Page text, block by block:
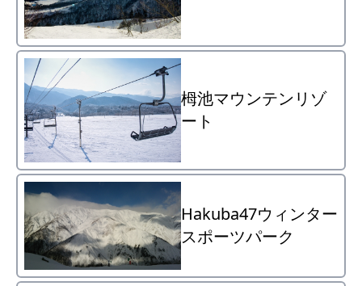
栂池マウンテンリゾ
ート
Hakuba47ウィンター
スポーツパーク